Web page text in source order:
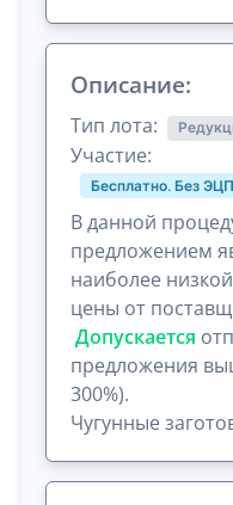
Описание:
Тип лота:
Участие:
Бесплатно. Без
В данной
предложением
наиболее
цены от
Допускается
предложения
300%).
Чугунные